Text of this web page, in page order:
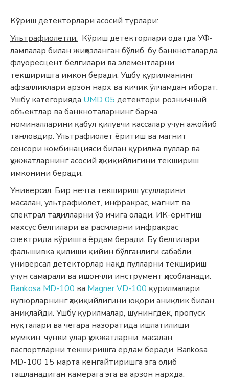
Кўриш детекторлари асосий турлари:
Ультрафиолетли. Кўриш детекторлари одатда УФ-
лампалар билан жиҳозланган бўлиб, бу банкноталарда
флуоресцент белгилари ва элементларни
текширишга имкон беради. Ушбу қурилманинг
афзалликлари арзон нарх ва кичик ўлчамдан иборат.
Ушбу категорияда UMD 05 детектори розничный
объектлар ва банкноталарнинг барча
номиналларини қабул қилувчи кассалар учун ажойиб
танловдир. Ультрафиолет ёритиш ва магнит
сенсори комбинацияси билан қурилма пуллар ва
ҳужжатларнинг асосий ҳақиқийлигини текшириш
имконини беради.
Универсал. Бир нечта текшириш усулларини,
масалан, ультрафиолет, инфракрас, магнит ва
спектрал таҳлилларни ўз ичига олади. ИК-ёритиш
махсус белгилари ва расмларни инфракрас
спектрида кўришга ёрдам беради. Бу белгилари
фальшивка қилиши қийин бўлганлиги сабабли,
универсал детекторлар нақд пулларни текшириш
учун самарали ва ишончли инструмент ҳисобланади.
Bankosa MD-100 ва Magner VD-100 қурилмалари
купюрларнинг ҳақиқийлигини юқори аниқлик билан
аниқлайди. Ушбу қурилмалар, шунингдек, пропуск
нуқталари ва чегара назоратида ишлатилиши
мумкин, чунки улар ҳужжатларни, масалан,
паспортларни текширишга ёрдам беради. Bankosa
MD-100 15 марта кенгайтиришга эга олиб
ташланадиган камерага эга ва арзон нархда.